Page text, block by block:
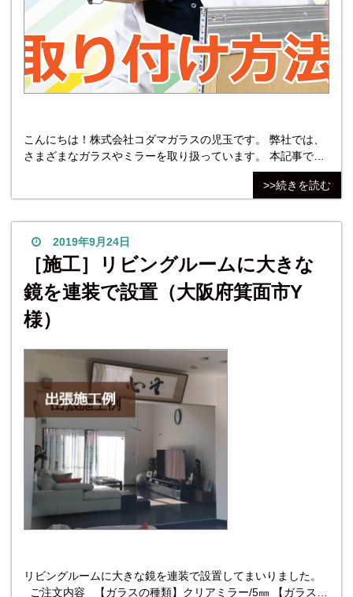
こんにちは！株式会社コダマガラスの児玉です。 弊社では、
さまざまなガラスやミラーを取り扱っています。 本記事では
ドッコレールと呼ばれる取付部材について解説します。 ドッ
コレールは壁にミラーを取り付ける際に使用します。 詳細は
ださい。 ドッコレールとは？壁掛けに便利なレール部材！ ド
ッコレールは、家具や絵画を壁掛けするためのレール
>>続きを読む
2019年9月24日
［施工］リビングルームに大きな
鏡を連装で設置（大阪府箕面市Y
様）
リビングルームに大きな鏡を連装で設置してまいりました。
ご注文内容 【ガラスの種類】クリアミラー/5㎜ 【ガラスの